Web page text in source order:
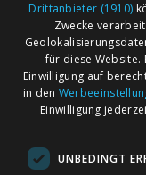
AGB
Impressum
Datenschutz
Kontakt
Werben bei marktcom
Drittanbieter (1910)
Zwecke
für diese Website.
Einwilligung auf
in den
Einwilligung
UNBEDINGT